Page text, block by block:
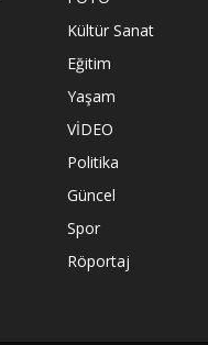
Kültür Sanat
Eğitim
Yaşam
VİDEO
Politika
Güncel
Spor
Röportaj